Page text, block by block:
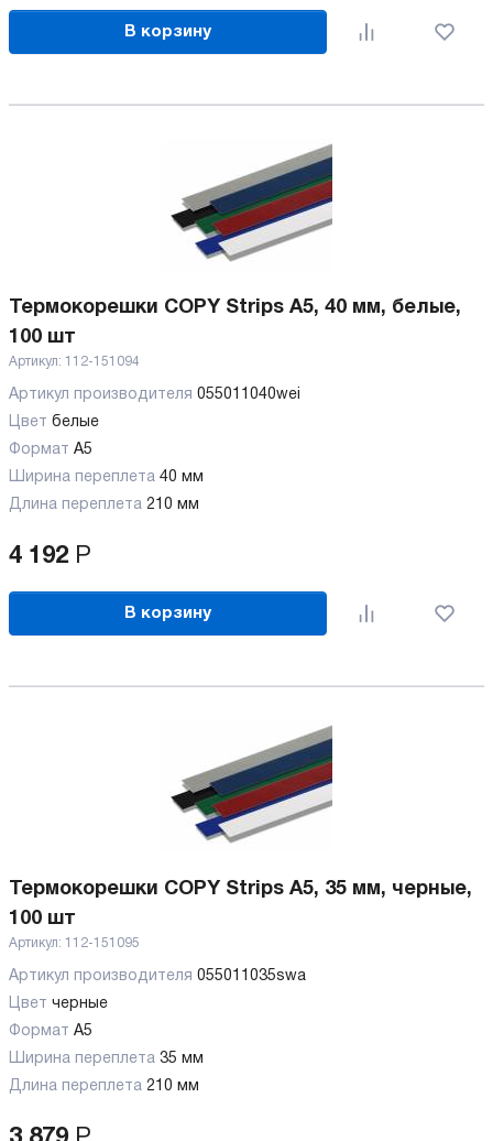
В корзину
Термокорешки COPY Strips A5, 40 мм, белые,
100 шт
Артикул: 112-151094
Артикул производителя 055011040wei
Цвет белые
Формат A5
Ширина переплета 40 мм
Длина переплета 210 мм
4 192 Р
В корзину
Термокорешки COPY Strips A5, 35 мм, черные,
100 шт
Артикул: 112-151095
Артикул производителя 055011035swa
Цвет черные
Формат A5
Ширина переплета 35 мм
Длина переплета 210 мм